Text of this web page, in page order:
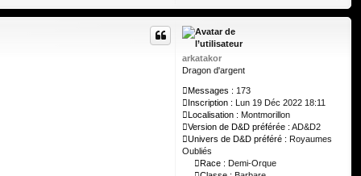
a
u
arkatakor
Dragon d'argent
Messages : 173
Inscription : Lun 19 Déc 2022 18:11
Localisation : Montmorillon
Version de D&D préférée : AD&D2
Univers de D&D préféré : Royaumes
Oubliés
Race : Demi-Orque